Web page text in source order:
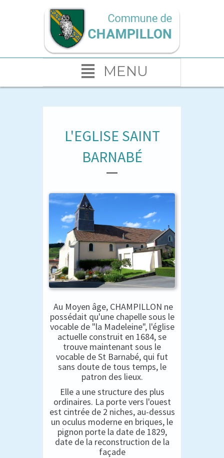
MENU
L'EGLISE SAINT
BARNABÉ
Au Moyen âge, CHAMPILLON ne
possédait qu'une chapelle sous le
vocable de "la Madeleine", l'église
actuelle construit en 1684, se
trouve maintenant sous le
vocable de St Barnabé, qui fut
sans doute de tous temps, le
patron des lieux.
Elle a une structure des plus
ordinaires. La porte vers l'ouest
est cintrée de 2 niches, au-dessus
un oculus moderne en briques, le
pignon porte la date de 1829,
date de la reconstruction de la
façade